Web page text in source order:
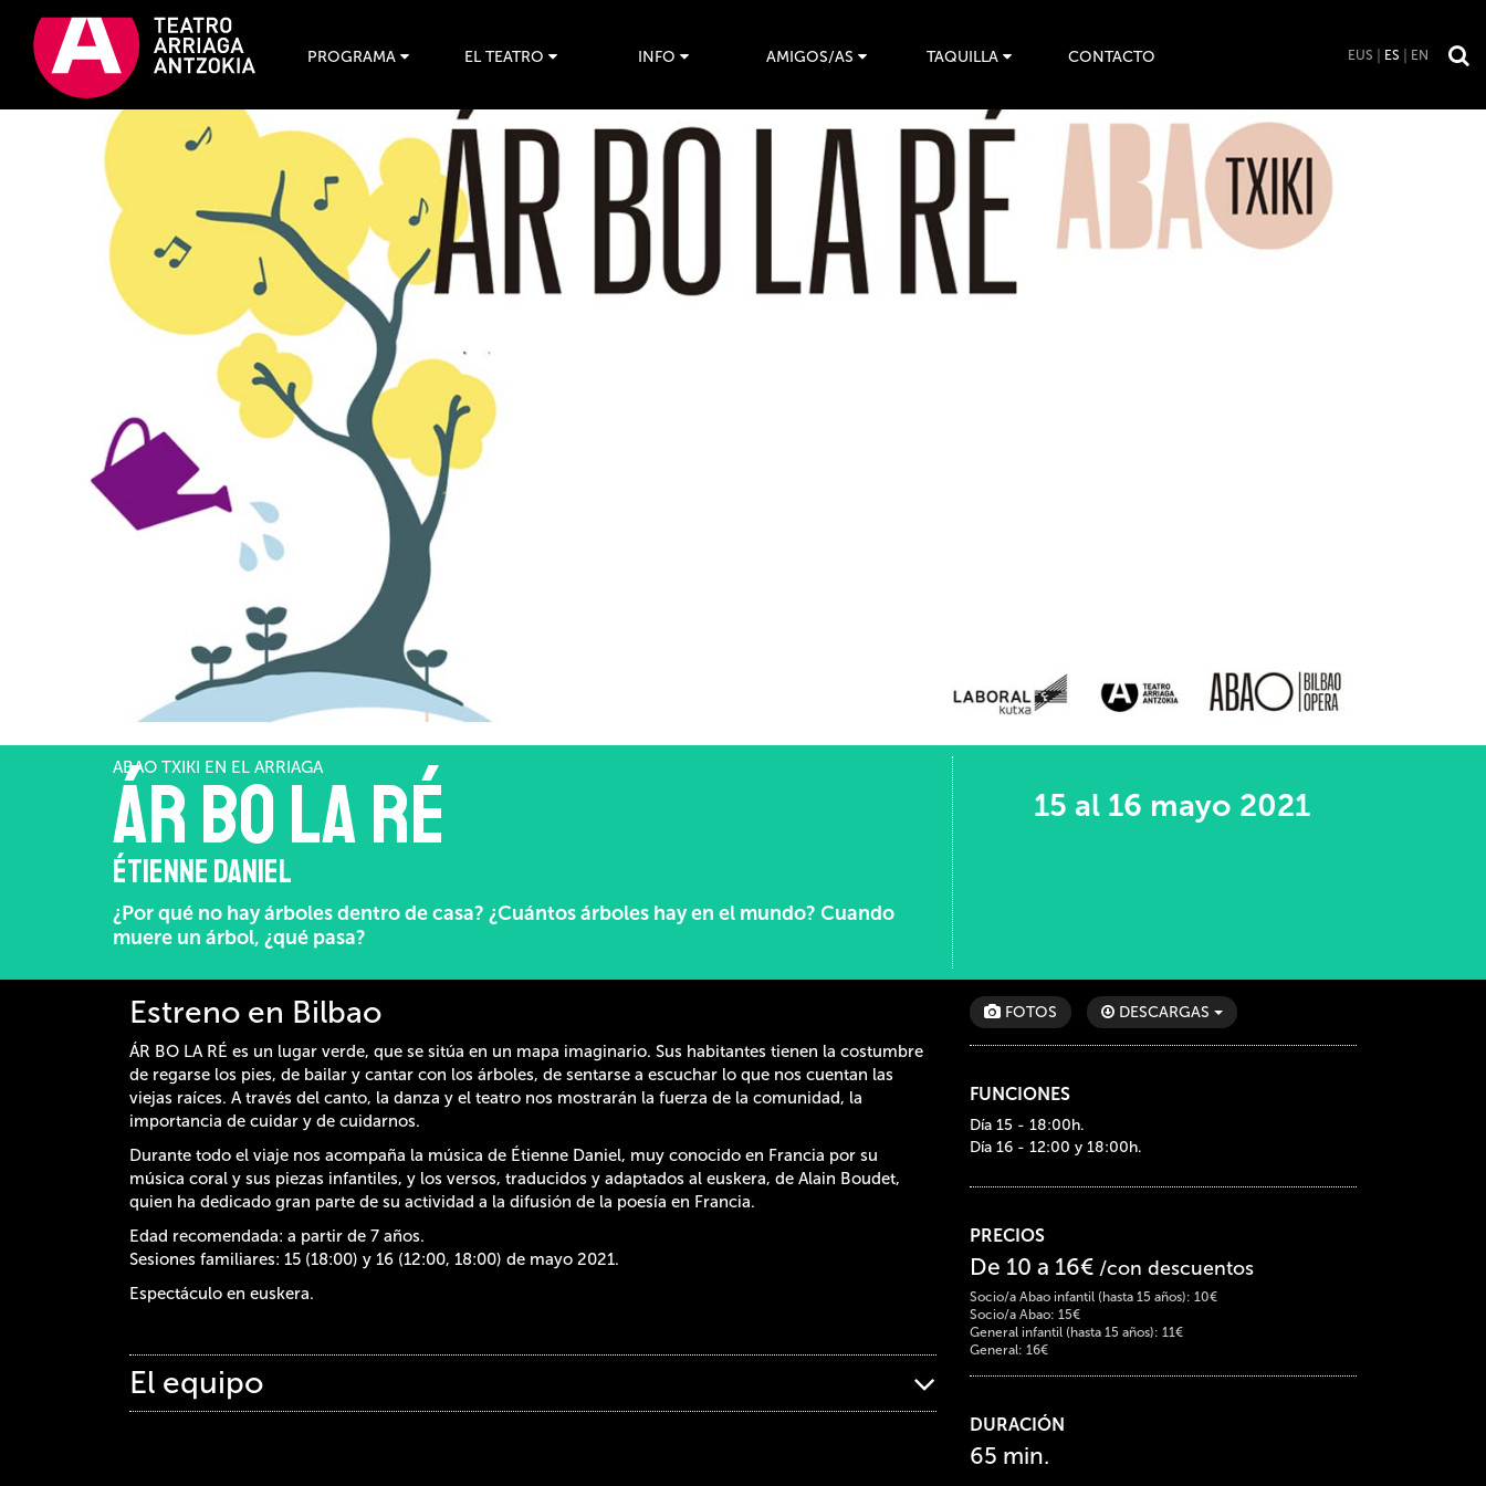
PROGRAMA EL TEATRO INFO AMIGOS/AS TAQUILLA CONTACTO EUS ES EN
ABAO TXIKI EN EL ARRIAGA
ÁR BO LA RÉ
ÉTIENNE DANIEL
¿Por qué no hay árboles dentro de casa? ¿Cuántos árboles hay en el mundo? Cuando
muere un árbol, ¿qué pasa?
15 al 16 mayo 2021
Estreno en Bilbao
ÁR BO LA RÉ es un lugar verde, que se sitúa en un mapa imaginario. Sus habitantes tienen la costumbre
de regarse los pies, de bailar y cantar con los árboles, de sentarse a escuchar lo que nos cuentan las
viejas raíces. A través del canto, la danza y el teatro nos mostrarán la fuerza de la comunidad, la
importancia de cuidar y de cuidarnos.
Durante todo el viaje nos acompaña la música de Étienne Daniel, muy conocido en Francia por su
música coral y sus piezas infantiles, y los versos, traducidos y adaptados al euskera, de Alain Boudet,
quien ha dedicado gran parte de su actividad a la difusión de la poesía en Francia.
Edad recomendada: a partir de 7 años.
Sesiones familiares: 15 (18:00) y 16 (12:00, 18:00) de mayo 2021.
Espectáculo en euskera.
El equipo
FOTOS DESCARGAS
FUNCIONES
Día 15 - 18:00h.
Día 16 - 12:00 y 18:00h.
PRECIOS
De 10 a 16€ /con descuentos
Socio/a Abao infantil (hasta 15 años): 10€
Socio/a Abao: 15€
General infantil (hasta 15 años): 11€
General: 16€
DURACIÓN
65 min.